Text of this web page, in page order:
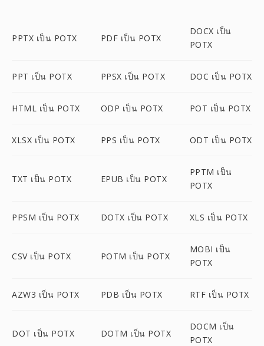
PPTX เป็น POTX PDF เป็น POTX
DOCX เป็น
POTX
PPT เป็น POTX PPSX เป็น POTX DOC เป็น POTX
HTML เป็น POTX ODP เป็น POTX POT เป็น POTX
XLSX เป็น POTX PPS เป็น POTX ODT เป็น POTX
TXT เป็น POTX EPUB เป็น POTX
PPTM เป็น
POTX
PPSM เป็น POTX DOTX เป็น POTX XLS เป็น POTX
CSV เป็น POTX POTM เป็น POTX
MOBI เป็น
POTX
AZW3 เป็น POTX PDB เป็น POTX RTF เป็น POTX
DOT เป็น POTX DOTM เป็น POTX
DOCM เป็น
POTX